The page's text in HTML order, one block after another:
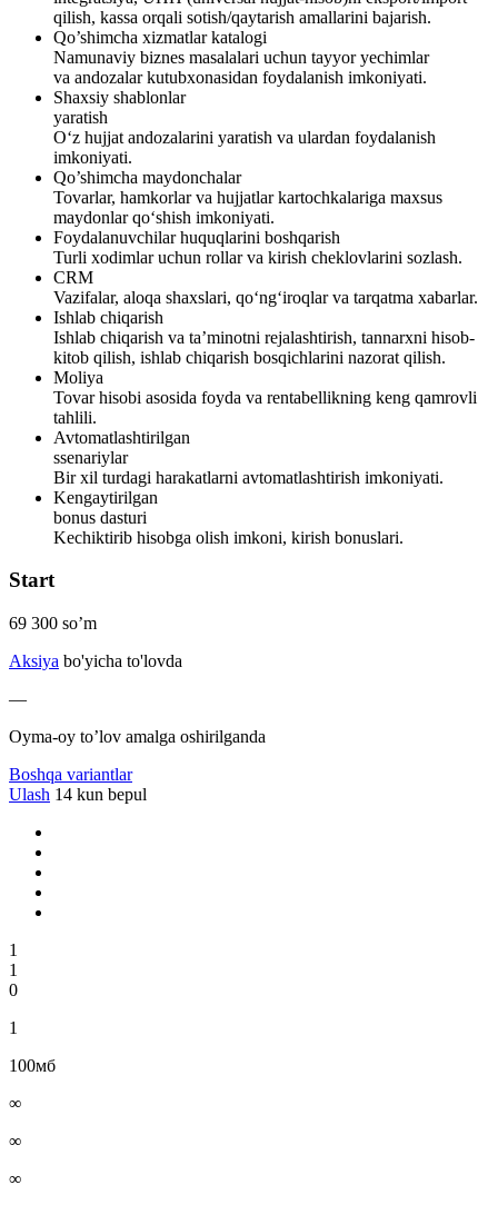
qilish, kassa orqali sotish/qaytarish amallarini bajarish.
Qo’shimcha xizmatlar katalogi
Namunaviy biznes masalalari uchun tayyor yechimlar
va andozalar kutubxonasidan foydalanish imkoniyati.
Shaxsiy shablonlar
yaratish
O‘z hujjat andozalarini yaratish va ulardan foydalanish
imkoniyati.
Qo’shimcha maydonchalar
Tovarlar, hamkorlar va hujjatlar kartochkalariga maxsus
maydonlar qo‘shish imkoniyati.
Foydalanuvchilar huquqlarini boshqarish
Turli xodimlar uchun rollar va kirish cheklovlarini sozlash.
CRM
Vazifalar, aloqa shaxslari, qo‘ng‘iroqlar va tarqatma xabarlar.
Ishlab chiqarish
Ishlab chiqarish va ta’minotni rejalashtirish, tannarxni hisob-
kitob qilish, ishlab chiqarish bosqichlarini nazorat qilish.
Moliya
Tovar hisobi asosida foyda va rentabellikning keng qamrovli
tahlili.
Avtomatlashtirilgan
ssenariylar
Bir xil turdagi harakatlarni avtomatlashtirish imkoniyati.
Kengaytirilgan
bonus dasturi
Kechiktirib hisobga olish imkoni, kirish bonuslari.
Start
69 300 so’m
Aksiya bo'yicha to'lovda
—
Oyma-oy to’lov amalga oshirilganda
Boshqa variantlar
Ulash 14 kun bepul
1
1
0
1
100мб
∞
∞
∞